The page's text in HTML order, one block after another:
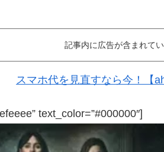
記事内に広告が含まれてい
スマホ代を見直すなら今！【
text_color=”#000000″]